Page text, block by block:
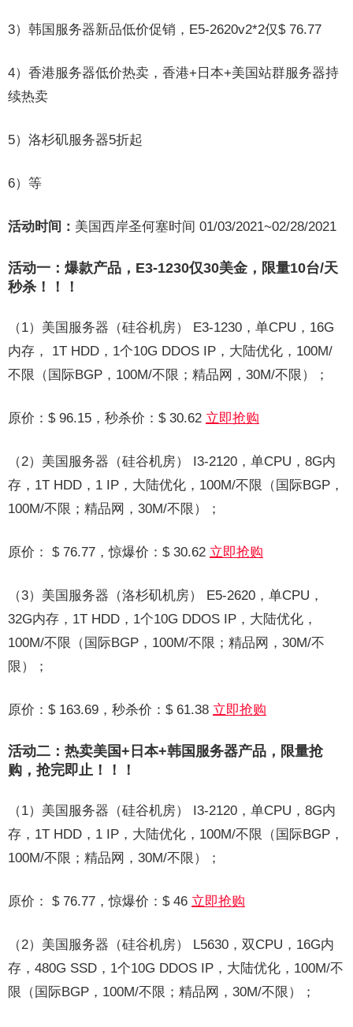
3） 韩国服务器新品低价促销，E5-2620v2*2仅$ 76.77
4） 香港服务器低价热卖，香港+日本+美国站群服务器持
续热卖
5）洛杉矶服务器5折起
6）等
活动时间： 美国西岸圣何塞时间 01/03/2021~02/28/2021
活动一：爆款产品，E3-1230仅30美金，限量10台/天
秒杀！！！
（1）美国服务器（硅谷机房） E3-1230，单CPU，16G
内存， 1T HDD，1个10G DDOS IP，大陆优化，100M/
不限（国际BGP，100M/不限；精品网，30M/不限）；
原价：$ 96.15，秒杀价：$ 30.62 立即抢购
（2）美国服务器（硅谷机房） I3-2120，单CPU，8G内
存，1T HDD，1 IP，大陆优化，100M/不限（国际BGP，
100M/不限；精品网，30M/不限）；
原价： $ 76.77，惊爆价：$ 30.62 立即抢购
（3）美国服务器（洛杉矶机房） E5-2620，单CPU，
32G内存，1T HDD，1个10G DDOS IP，大陆优化，
100M/不限（国际BGP，100M/不限；精品网，30M/不
限）；
原价：$ 163.69，秒杀价：$ 61.38 立即抢购
活动二：热卖美国+日本+韩国服务器产品，限量抢
购，抢完即止！！！
（1）美国服务器（硅谷机房） I3-2120，单CPU，8G内
存，1T HDD，1 IP，大陆优化，100M/不限（国际BGP，
100M/不限；精品网，30M/不限）；
原价： $ 76.77，惊爆价：$ 46 立即抢购
（2）美国服务器（硅谷机房） L5630，双CPU，16G内
存，480G SSD，1个10G DDOS IP，大陆优化，100M/不
限（国际BGP，100M/不限；精品网，30M/不限）；